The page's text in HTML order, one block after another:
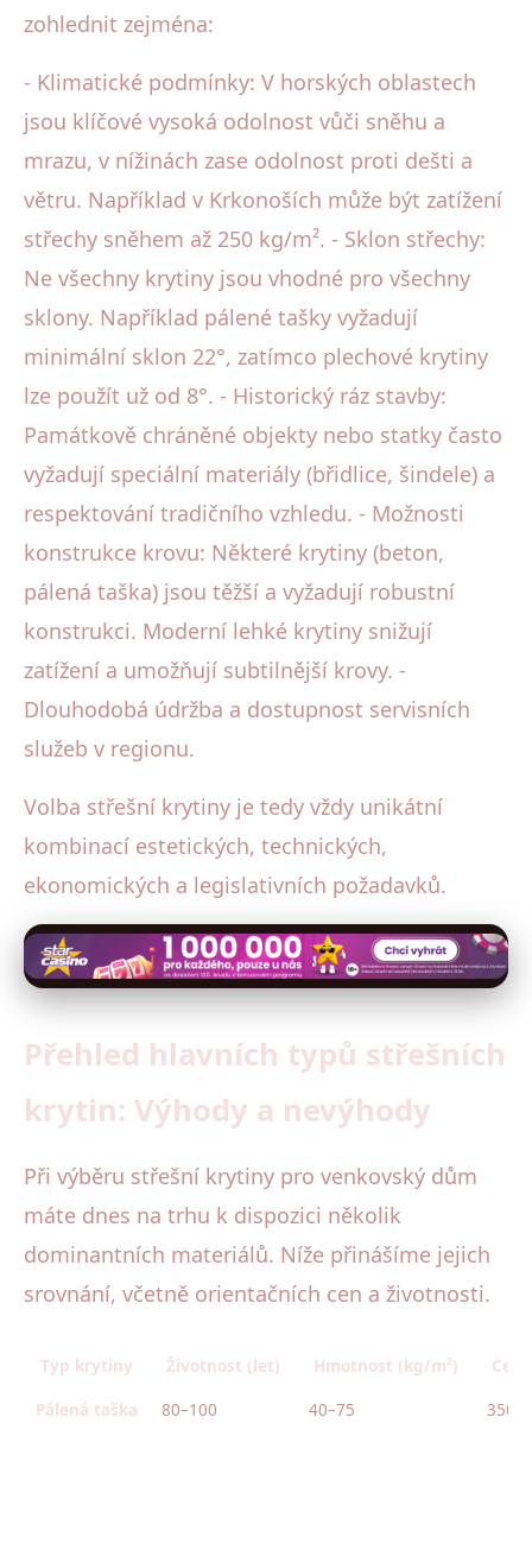
zohlednit zejména:
- Klimatické podmínky: V horských oblastech
jsou klíčové vysoká odolnost vůči sněhu a
mrazu, v nížinách zase odolnost proti dešti a
větru. Například v Krkonoších může být zatížení
střechy sněhem až 250 kg/m². - Sklon střechy:
Ne všechny krytiny jsou vhodné pro všechny
sklony. Například pálené tašky vyžadují
minimální sklon 22°, zatímco plechové krytiny
lze použít už od 8°. - Historický ráz stavby:
Památkově chráněné objekty nebo statky často
vyžadují speciální materiály (břidlice, šindele) a
respektování tradičního vzhledu. - Možnosti
konstrukce krovu: Některé krytiny (beton,
pálená taška) jsou těžší a vyžadují robustní
konstrukci. Moderní lehké krytiny snižují
zatížení a umožňují subtilnější krovy. -
Dlouhodobá údržba a dostupnost servisních
služeb v regionu.
Volba střešní krytiny je tedy vždy unikátní
kombinací estetických, technických,
ekonomických a legislativních požadavků.
Přehled hlavních typů střešních
krytin: Výhody a nevýhody
Při výběru střešní krytiny pro venkovský dům
máte dnes na trhu k dispozici několik
dominantních materiálů. Níže přinášíme jejich
srovnání, včetně orientačních cen a životnosti.
Typ krytiny Životnost (let) Hmotnost (kg/m²)
Pálená taška 80–100 40–75